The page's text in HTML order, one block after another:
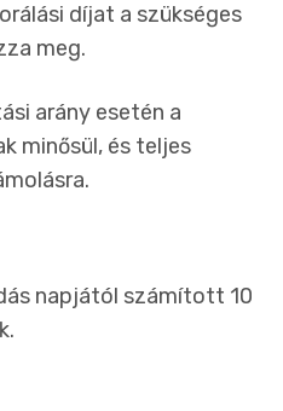
díjat a szükséges
meg.
arány esetén a
minősül, és teljes
napjától számított 10